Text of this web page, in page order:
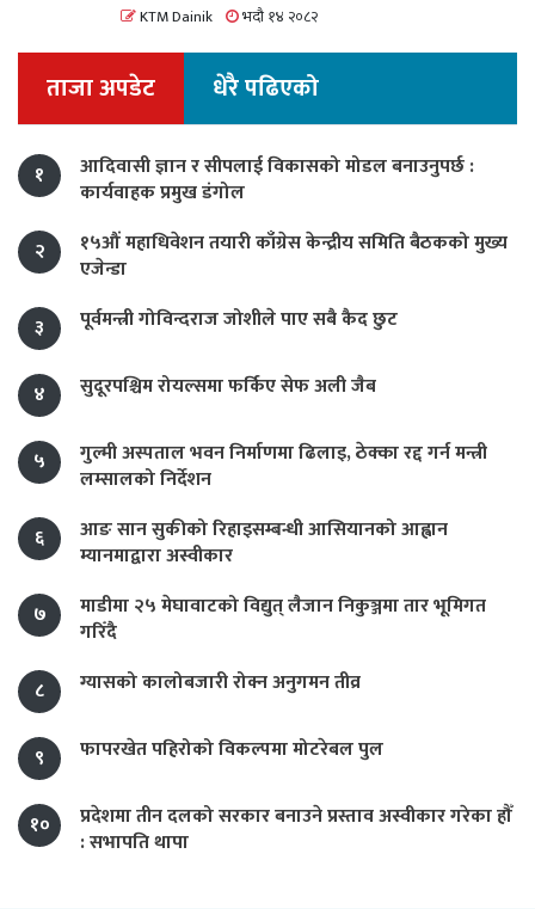
KTM Dainik भदौ १४ २०८२
ताजा अपडेट धेरै पढिएको
१
आदिवासी ज्ञान र सीपलाई विकासको मोडल बनाउनुपर्छ :
कार्यवाहक प्रमुख डंगोल
२
१५औं महाधिवेशन तयारी काँग्रेस केन्द्रीय समिति बैठकको मुख्य
एजेन्डा
३
पूर्वमन्त्री गोविन्दराज जोशीले पाए सबै कैद छुट
४ सुदूरपश्चिम रोयल्समा फर्किए सेफ अली जैब
५
गुल्मी अस्पताल भवन निर्माणमा ढिलाइ, ठेक्का रद्द गर्न मन्त्री
लम्सालको निर्देशन
६
आङ सान सुकीको रिहाइसम्बन्धी आसियानको आह्वान
म्यानमाद्वारा अस्वीकार
७
माडीमा २५ मेघावाटको विद्युत् लैजान निकुञ्जमा तार भूमिगत
गरिँदै
८
ग्यासको कालोबजारी रोक्न अनुगमन तीव्र
९ फापरखेत पहिरोको विकल्पमा मोटरेबल पुल
१०
प्रदेशमा तीन दलको सरकार बनाउने प्रस्ताव अस्वीकार गरेका हौँ
: सभापति थापा